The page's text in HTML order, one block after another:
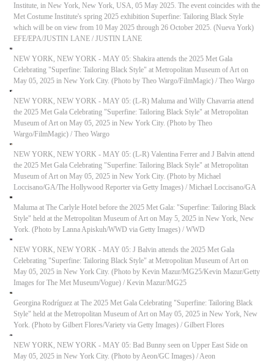
Institute, in New York, New York, USA, 05 May 2025. The event coincides with the
Met Costume Institute's spring 2025 exhibition Superfine: Tailoring Black Style
which will be on view from 10 May 2025 through 26 October 2025. (Nueva York)
EFE/EPA/JUSTIN LANE / JUSTIN LANE
NEW YORK, NEW YORK - MAY 05: Shakira attends the 2025 Met Gala
Celebrating "Superfine: Tailoring Black Style" at Metropolitan Museum of Art on
May 05, 2025 in New York City. (Photo by Theo Wargo/FilmMagic) / Theo Wargo
NEW YORK, NEW YORK - MAY 05: (L-R) Maluma and Willy Chavarria attend
the 2025 Met Gala Celebrating "Superfine: Tailoring Black Style" at Metropolitan
Museum of Art on May 05, 2025 in New York City. (Photo by Theo
Wargo/FilmMagic) / Theo Wargo
NEW YORK, NEW YORK - MAY 05: (L-R) Valentina Ferrer and J Balvin attend
the 2025 Met Gala Celebrating "Superfine: Tailoring Black Style" at Metropolitan
Museum of Art on May 05, 2025 in New York City. (Photo by Michael
Loccisano/GA/The Hollywood Reporter via Getty Images) / Michael Loccisano/GA
Maluma at The Carlyle Hotel before the 2025 Met Gala: "Superfine: Tailoring Black
Style" held at the Metropolitan Museum of Art on May 5, 2025 in New York, New
York. (Photo by Lanna Apiskuh/WWD via Getty Images) / WWD
NEW YORK, NEW YORK - MAY 05: J Balvin attends the 2025 Met Gala
Celebrating "Superfine: Tailoring Black Style" at Metropolitan Museum of Art on
May 05, 2025 in New York City. (Photo by Kevin Mazur/MG25/Kevin Mazur/Getty
Images for The Met Museum/Vogue) / Kevin Mazur/MG25
Georgina Rodríguez at The 2025 Met Gala Celebrating "Superfine: Tailoring Black
Style" held at the Metropolitan Museum of Art on May 05, 2025 in New York, New
York. (Photo by Gilbert Flores/Variety via Getty Images) / Gilbert Flores
NEW YORK, NEW YORK - MAY 05: Bad Bunny seen on Upper East Side on
May 05, 2025 in New York City. (Photo by Aeon/GC Images) /Aeon